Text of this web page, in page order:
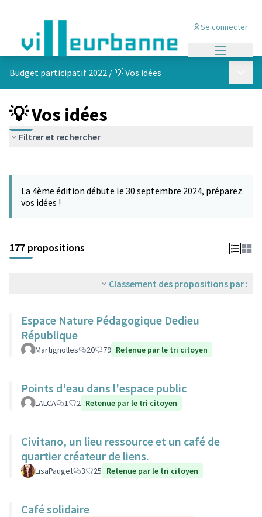
Se connecter
Budget participatif 2022 /💡 Vos idées
💡 Vos idées
Filtrer et rechercher
−
La 4ème édition débute le 30 septembre 2024, préparez
vos idées !
177 propositions
Classement des propositions par :
Espace Nature Pédagogique Dedieu
République
Martignolles 20 79 Retenue par le tri citoyen
Points d'eau dans l'espace public
LALCA 1 2 Retenue par le tri citoyen
Civitano, un lieu ressource et un café de
quartier créateur de liens.
LisaPauget 3 25 Retenue par le tri citoyen
Café solidaire